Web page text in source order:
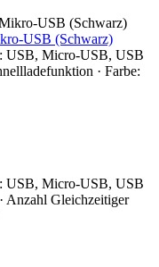
USB (Schwarz)
USB, Micro-USB, USB
· Farbe:
USB, Micro-USB, USB
Anzahl Gleichzeitiger